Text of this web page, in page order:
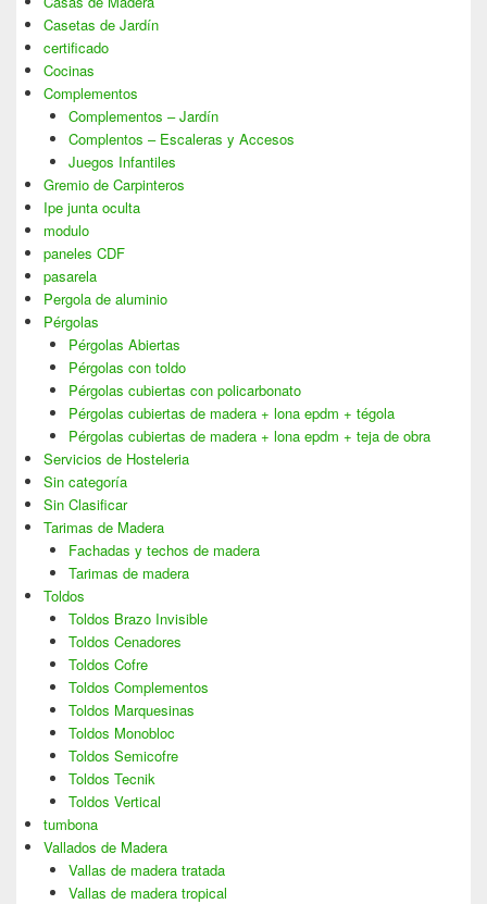
Casetas de Jardín
certificado
Cocinas
Complementos
Complementos – Jardín
Complentos – Escaleras y Accesos
Juegos Infantiles
Gremio de Carpinteros
Ipe junta oculta
modulo
paneles CDF
pasarela
Pergola de aluminio
Pérgolas
Pérgolas Abiertas
Pérgolas con toldo
Pérgolas cubiertas con policarbonato
Pérgolas cubiertas de madera + lona epdm + tégola
Pérgolas cubiertas de madera + lona epdm + teja de obra
Servicios de Hosteleria
Sin categoría
Sin Clasificar
Tarimas de Madera
Fachadas y techos de madera
Tarimas de madera
Toldos
Toldos Brazo Invisible
Toldos Cenadores
Toldos Cofre
Toldos Complementos
Toldos Marquesinas
Toldos Monobloc
Toldos Semicofre
Toldos Tecnik
Toldos Vertical
tumbona
Vallados de Madera
Vallas de madera tratada
Vallas de madera tropical